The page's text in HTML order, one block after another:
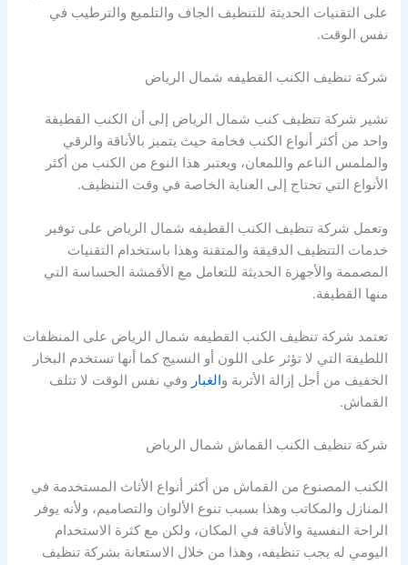
على التقنيات الحديثة للتنظيف الجاف والتلميع والترطيب في
نفس الوقت.
شركة تنظيف الكنب القطيفه شمال الرياض
تشير شركة تنظيف كنب شمال الرياض إلى أن الكنب القطيفة
واحد من أكثر أنواع الكنب فخامة حيث يتميز بالأناقة والرقي
والملمس الناعم واللمعان، ويعتبر هذا النوع من الكنب من أكثر
الأنواع التي تحتاج إلى العناية الخاصة في وقت التنظيف.
وتعمل شركة تنظيف الكنب القطيفه شمال الرياض على توفير
خدمات التنظيف الدقيقة والمتقنة وهذا باستخدام التقنيات
المصممة والأجهزة الحديثة للتعامل مع الأقمشة الحساسة التي
منها القطيفة.
تعتمد شركة تنظيف الكنب القطيفه شمال الرياض على المنظفات
اللطيفة التي لا تؤثر على اللون أو النسيج كما أنها تستخدم البخار
الخفيف من أجل إزالة الأتربة والغبار وفي نفس الوقت لا تتلف
القماش.
شركة تنظيف الكنب القماش شمال الرياض
الكنب المصنوع من القماش من أكثر أنواع الأثاث المستخدمة في
المنازل والمكاتب وهذا بسبب تنوع الألوان والتصاميم، ولأنه يوفر
الراحة النفسية والأناقة في المكان، ولكن مع كثرة الاستخدام
اليومي له يجب تنظيفه، وهذا من خلال الاستعانة بشركة تنظيف